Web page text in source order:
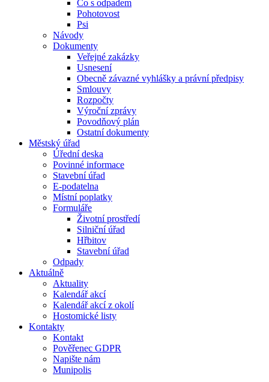
Co s odpadem
Pohotovost
Psi
Návody
Dokumenty
Veřejné zakázky
Usnesení
Obecně závazné vyhlášky a právní předpisy
Smlouvy
Rozpočty
Výroční zprávy
Povodňový plán
Ostatní dokumenty
Městský úřad
Úřední deska
Povinné informace
Stavební úřad
E-podatelna
Místní poplatky
Formuláře
Životní prostředí
Silniční úřad
Hřbitov
Stavební úřad
Odpady
Aktuálně
Aktuality
Kalendář akcí
Kalendář akcí z okolí
Hostomické listy
Kontakty
Kontakt
Pověřenec GDPR
Napište nám
Munipolis